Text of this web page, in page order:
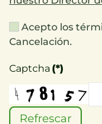
Acepto los
Cancelación.
Captcha (*)
Refrescar